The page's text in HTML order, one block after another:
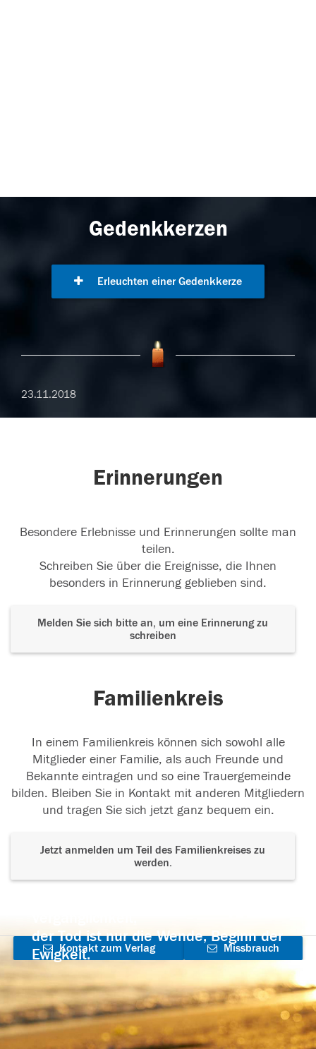
Gedenkkerzen
Erleuchten einer Gedenkkerze
23.11.2018
Erinnerungen
Besondere Erlebnisse und Erinnerungen sollte man
teilen.
Schreiben Sie über die Ereignisse, die Ihnen
besonders in Erinnerung geblieben sind.
Melden Sie sich bitte an, um eine Erinnerung zu
schreiben
Familienkreis
In einem Familienkreis können sich sowohl alle
Mitglieder einer Familie, als auch Freunde und
Bekannte eintragen und so eine Trauergemeinde
bilden. Bleiben Sie in Kontakt mit anderen Mitgliedern
und tragen Sie sich jetzt ganz bequem ein.
Jetzt anmelden um Teil des Familienkreises zu
werden.
der Tod ist nur die Wende, Beginn der
Ewigkeit.
Kontakt zum Verlag
aufnehmen
Missbrauch